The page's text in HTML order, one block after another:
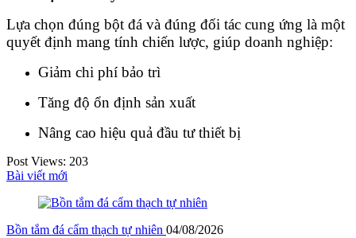
Lựa chọn đúng bột đá và đúng đối tác cung ứng là một
quyết định mang tính chiến lược, giúp doanh nghiệp:
Giảm chi phí bảo trì
Tăng độ ổn định sản xuất
Nâng cao hiệu quả đầu tư thiết bị
Post Views: 203
Bài viết mới
Bồn tắm đá cẩm thạch tự nhiên 04/08/2026